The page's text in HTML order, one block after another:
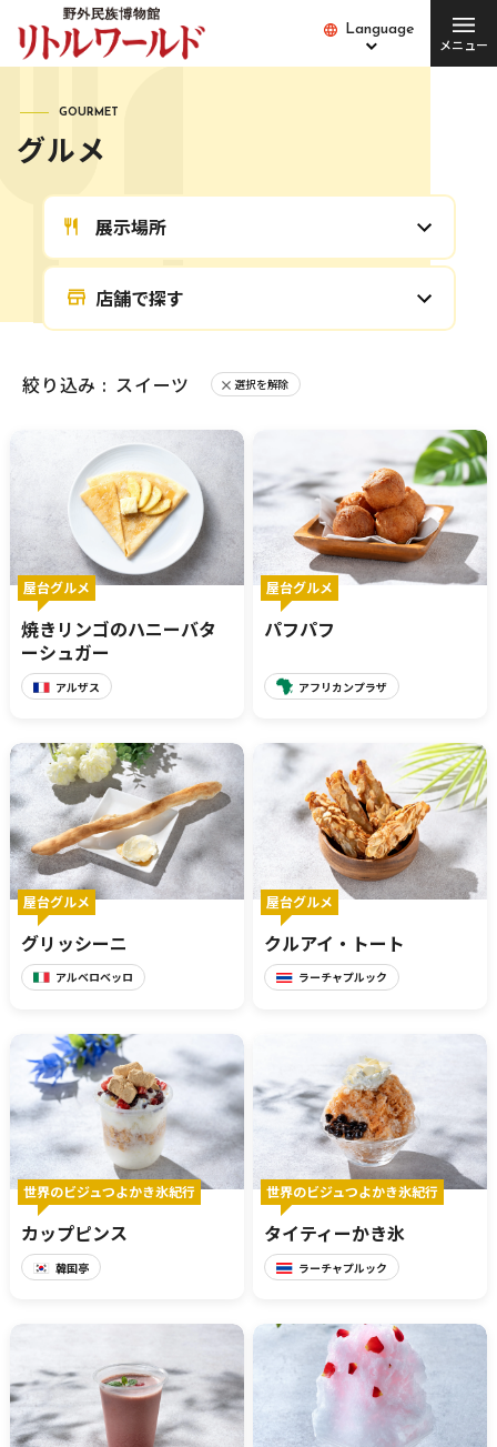
Language
メニュー
Language
アクセス
便利な設備・
愛犬とご入場の方
展示
民族衣装 体験
リトルワールドとは
館内マップ
お問い合わせ
プライバシーポリシー
GOURMET
グルメ
展示場所
店舗で探す
絞り込み : スイーツ 選択を解除
屋台グルメ
焼きリンゴのハニーバタ
ーシュガー
アルザス
屋台グルメ
パフパフ
アフリカンプラザ
屋台グルメ
グリッシーニ
アルベロベッロ
屋台グルメ
クルアイ・トート
ラーチャプルック
世界のビジュつよかき氷紀行
カップピンス
韓国亭
世界のビジュつよかき氷紀行
タイティーかき氷
ラーチャプルック